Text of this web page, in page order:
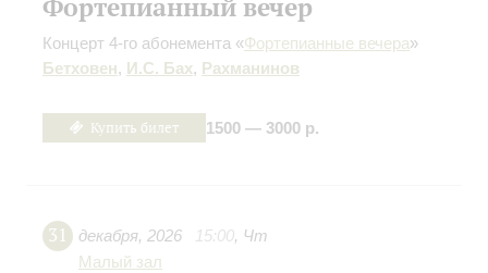
Концерт 4-го абонемента «Фортепианные вечера»
Бетховен, И.С. Бах, Рахманинов
Купить билет 1500 — 3000 р.
31 декабря, 2026 15:00, Чт
Малый зал